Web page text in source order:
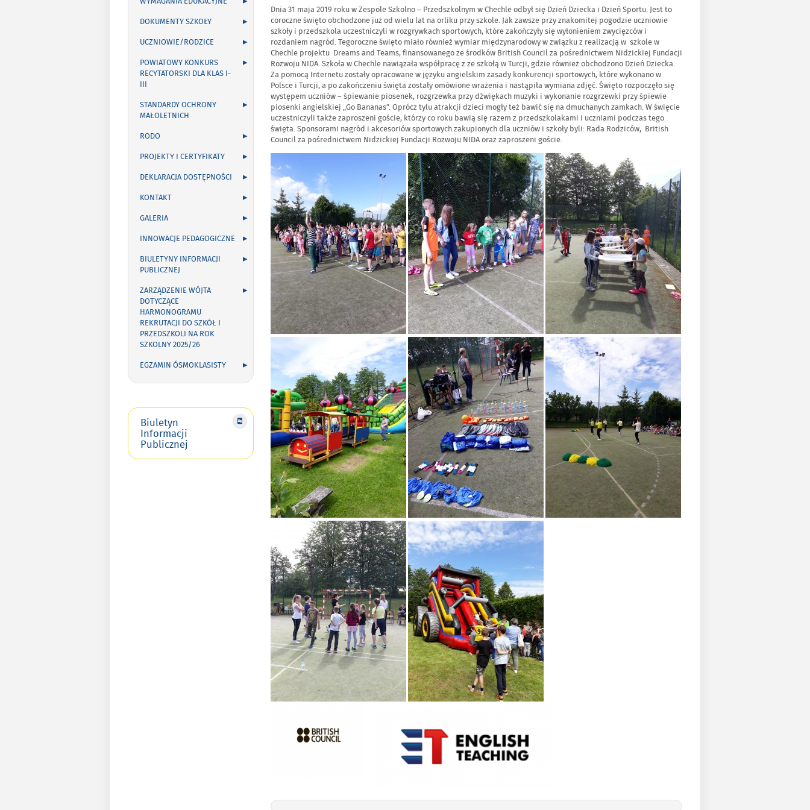
DOKUMENTY SZKOŁY
UCZNIOWIE/RODZICE
POWIATOWY KONKURS
RECYTATORSKI DLA KLAS I-
III
STANDARDY OCHRONY
MAŁOLETNICH
RODO
PROJEKTY I CERTYFIKATY
DEKLARACJA DOSTĘPNOŚCI
KONTAKT
GALERIA
INNOWACJE PEDAGOGICZNE
BIULETYNY INFORMACJI
PUBLICZNEJ
ZARZĄDZENIE WÓJTA
DOTYCZĄCE
HARMONOGRAMU
REKRUTACJI DO SZKÓŁ I
PRZEDSZKOLI NA ROK
SZKOLNY 2025/26
EGZAMIN ÓSMOKLASISTY
Biuletyn
Informacji
Publicznej
Dnia 31 maja 2019 roku w Zespole Szkolno – Przedszkolnym w Chechle odbył się Dzień Dziecka i Dzień Sportu. Jest to
coroczne święto obchodzone już od wielu lat na orliku przy szkole. Jak zawsze przy znakomitej pogodzie uczniowie
szkoły i przedszkola uczestniczyli w rozgrywkach sportowych, które zakończyły się wyłonieniem zwycięzców i
rozdaniem nagród. Tegoroczne święto miało również wymiar międzynarodowy w związku z realizacją w szkole w
Chechle projektu Dreams and Teams, finansowanego ze środków British Council za pośrednictwem Nidzickiej Fundacji
Rozwoju NIDA. Szkoła w Chechle nawiązała współpracę z ze szkołą w Turcji, gdzie również obchodzono Dzień Dziecka.
Za pomocą Internetu zostały opracowane w języku angielskim zasady konkurencji sportowych, które wykonano w
Polsce i Turcji, a po zakończeniu święta zostały omówione wrażenia i nastąpiła wymiana zdjęć. Święto rozpoczęło się
występem uczniów – śpiewanie piosenek, rozgrzewka przy dźwiękach muzyki i wykonanie rozgrzewki przy śpiewie
piosenki angielskiej „Go Bananas”. Oprócz tylu atrakcji dzieci mogły też bawić się na dmuchanych zamkach. W święcie
uczestniczyli także zaproszeni goście, którzy co roku bawią się razem z przedszkolakami i uczniami podczas tego
święta. Sponsorami nagród i akcesoriów sportowych zakupionych dla uczniów i szkoły byli: Rada Rodziców, British
Council za pośrednictwem Nidzickiej Fundacji Rozwoju NIDA oraz zaproszeni goście.